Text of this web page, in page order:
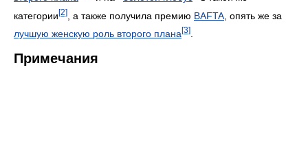
категории[2] , а также получила премию BAFTA , опять же за
лучшую женскую роль второго плана [3]
Примечания